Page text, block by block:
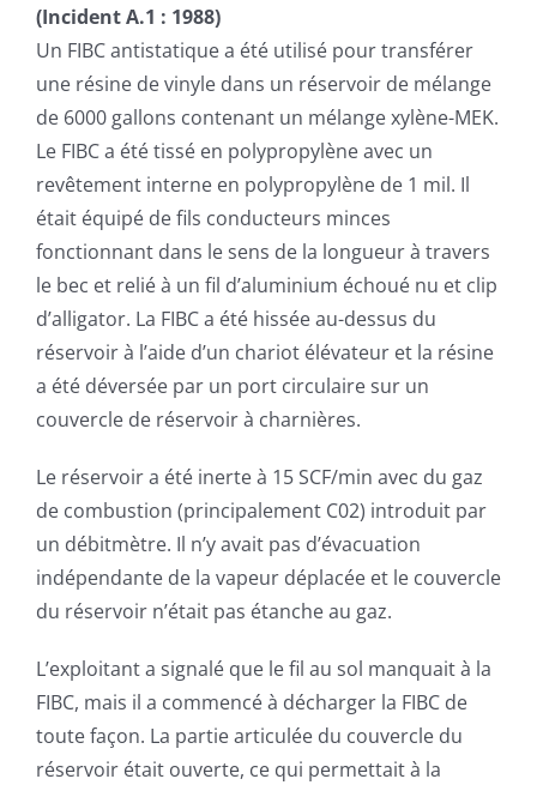
(Incident A.1 : 1988)
Un FIBC antistatique a été utilisé pour transférer
une résine de vinyle dans un réservoir de mélange
de 6000 gallons contenant un mélange xylène-MEK.
Le FIBC a été tissé en polypropylène avec un
revêtement interne en polypropylène de 1 mil. Il
était équipé de fils conducteurs minces
fonctionnant dans le sens de la longueur à travers
le bec et relié à un fil d’aluminium échoué nu et clip
d’alligator. La FIBC a été hissée au-dessus du
réservoir à l’aide d’un chariot élévateur et la résine
a été déversée par un port circulaire sur un
couvercle de réservoir à charnières.
Le réservoir a été inerte à 15 SCF/min avec du gaz
de combustion (principalement C02) introduit par
un débitmètre. Il n’y avait pas d’évacuation
indépendante de la vapeur déplacée et le couvercle
du réservoir n’était pas étanche au gaz.
L’exploitant a signalé que le fil au sol manquait à la
FIBC, mais il a commencé à décharger la FIBC de
toute façon. La partie articulée du couvercle du
réservoir était ouverte, ce qui permettait à la